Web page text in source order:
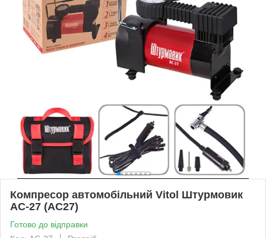
Компресор автомобільний Vitol Штурмовик
АС-27 (AC27)
Готово до відправки